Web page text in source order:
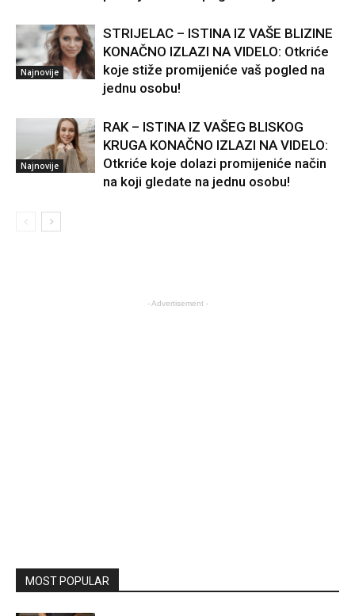
Najnovije
STRIJELAC – ISTINA IZ VAŠE BLIZINE
KONAČNO IZLAZI NA VIDELO: Otkriće
koje stiže promijeniće vaš pogled na
jednu osobu!
Najnovije
RAK – ISTINA IZ VAŠEG BLISKOG
KRUGA KONAČNO IZLAZI NA VIDELO:
Otkriće koje dolazi promijeniće način
na koji gledate na jednu osobu!
- Advertisement -
MOST POPULAR